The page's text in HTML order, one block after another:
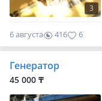
3
6 августа 416 6
Генератор
45 000 ₸